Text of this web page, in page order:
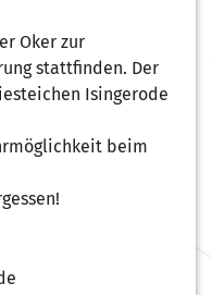
Oker zur
stattfinden. Der
Isingerode
beim